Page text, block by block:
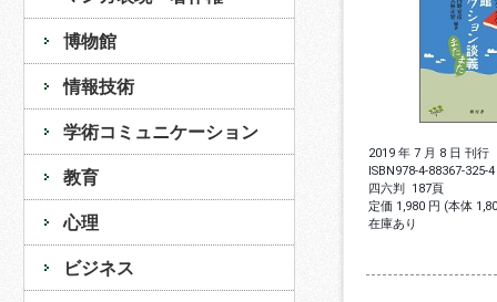
博物館
情報技術
学術コミュニケーション
教育
心理
ビジネス
2019 年 7 月 8 日 刊行
ISBN978-4-88367-325-4
四六判 187頁
定価 1,980 円 (本体
在庫あり